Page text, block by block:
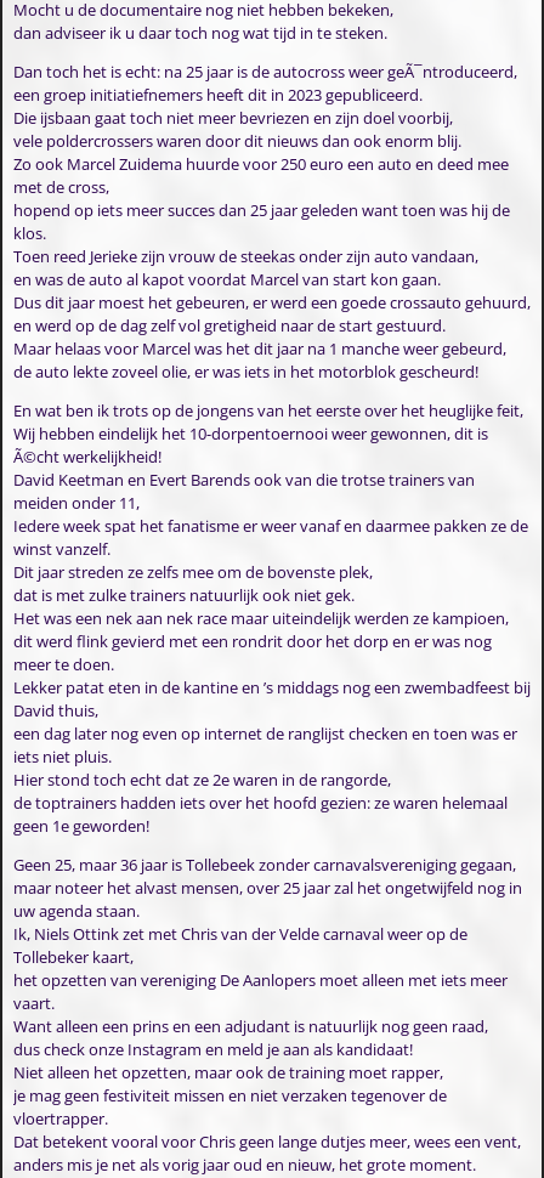
Mocht u de documentaire nog niet hebben bekeken,
dan adviseer ik u daar toch nog wat tijd in te steken.
Dan toch het is echt: na 25 jaar is de autocross weer geÃ¯ntroduceerd,
een groep initiatiefnemers heeft dit in 2023 gepubliceerd.
Die ijsbaan gaat toch niet meer bevriezen en zijn doel voorbij,
vele poldercrossers waren door dit nieuws dan ook enorm blij.
Zo ook Marcel Zuidema huurde voor 250 euro een auto en deed mee
met de cross,
hopend op iets meer succes dan 25 jaar geleden want toen was hij de
klos.
Toen reed Jerieke zijn vrouw de steekas onder zijn auto vandaan,
en was de auto al kapot voordat Marcel van start kon gaan.
Dus dit jaar moest het gebeuren, er werd een goede crossauto gehuurd,
en werd op de dag zelf vol gretigheid naar de start gestuurd.
Maar helaas voor Marcel was het dit jaar na 1 manche weer gebeurd,
de auto lekte zoveel olie, er was iets in het motorblok gescheurd!
En wat ben ik trots op de jongens van het eerste over het heuglijke feit,
Wij hebben eindelijk het 10-dorpentoernooi weer gewonnen, dit is
Ã©cht werkelijkheid!
David Keetman en Evert Barends ook van die trotse trainers van
meiden onder 11,
Iedere week spat het fanatisme er weer vanaf en daarmee pakken ze de
winst vanzelf.
Dit jaar streden ze zelfs mee om de bovenste plek,
dat is met zulke trainers natuurlijk ook niet gek.
Het was een nek aan nek race maar uiteindelijk werden ze kampioen,
dit werd flink gevierd met een rondrit door het dorp en er was nog
meer te doen.
Lekker patat eten in de kantine en ’s middags nog een zwembadfeest bij
David thuis,
een dag later nog even op internet de ranglijst checken en toen was er
iets niet pluis.
Hier stond toch echt dat ze 2e waren in de rangorde,
de toptrainers hadden iets over het hoofd gezien: ze waren helemaal
geen 1e geworden!
Geen 25, maar 36 jaar is Tollebeek zonder carnavalsvereniging gegaan,
maar noteer het alvast mensen, over 25 jaar zal het ongetwijfeld nog in
uw agenda staan.
Ik, Niels Ottink zet met Chris van der Velde carnaval weer op de
Tollebeker kaart,
het opzetten van vereniging De Aanlopers moet alleen met iets meer
vaart.
Want alleen een prins en een adjudant is natuurlijk nog geen raad,
dus check onze Instagram en meld je aan als kandidaat!
Niet alleen het opzetten, maar ook de training moet rapper,
je mag geen festiviteit missen en niet verzaken tegenover de
vloertrapper.
Dat betekent vooral voor Chris geen lange dutjes meer, wees een vent,
anders mis je net als vorig jaar oud en nieuw, het grote moment.